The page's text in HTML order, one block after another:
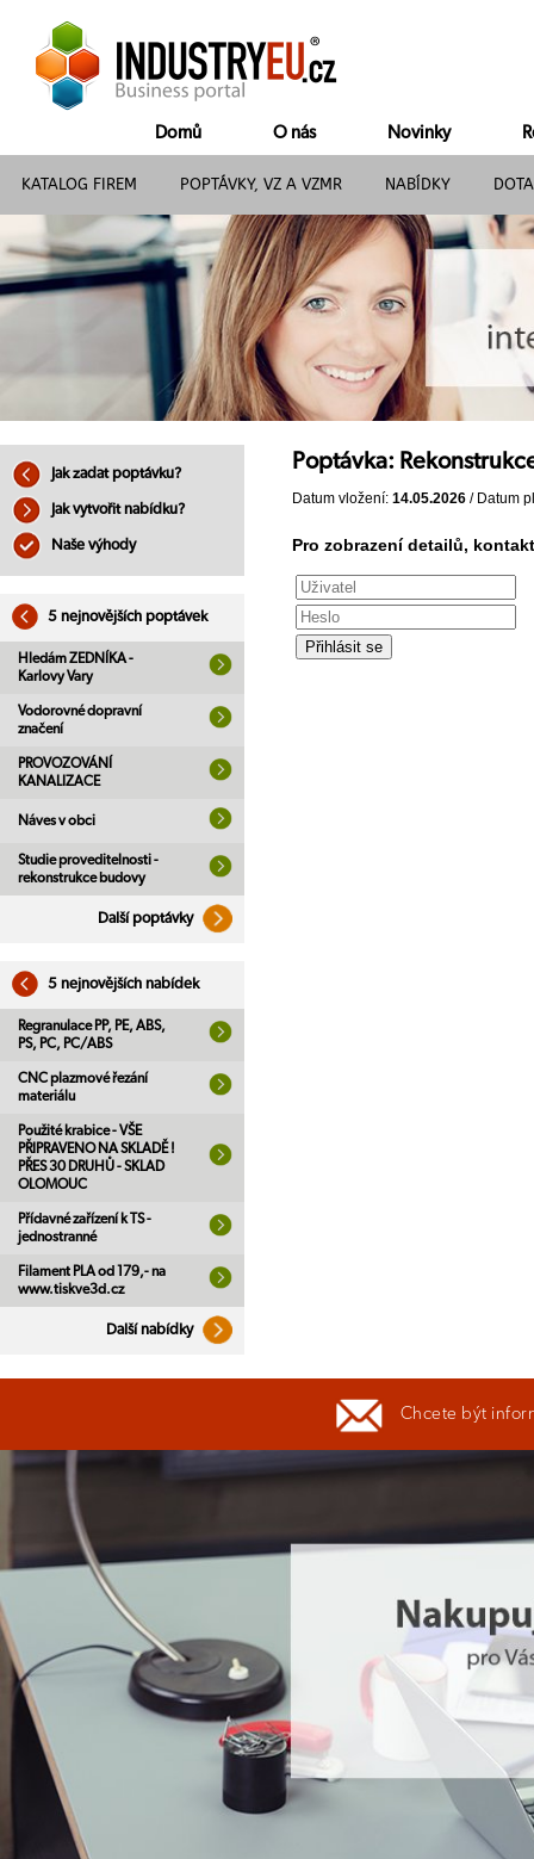
Domů O nás Novinky
KATALOG FIREM POPTÁVKY, VZ A VZMR NABÍDKY
Jak zadat poptávku?
Jak vytvořit nabídku?
Naše výhody
5 nejnovějších poptávek
Hledám ZEDNÍKA -
Karlovy Vary
Vodorovné dopravní
značení
PROVOZOVÁNÍ
KANALIZACE
Náves v obci
Studie proveditelnosti -
rekonstrukce budovy
Další poptávky
5 nejnovějších nabídek
Regranulace PP, PE, ABS,
PS, PC, PC/ABS
CNC plazmové řezání
materiálu
Použité krabice - VŠE
PŘIPRAVENO NA SKLADĚ !
PŘES 30 DRUHŮ - SKLAD
OLOMOUC
Přídavné zařízení k TS -
jednostranné
Filament PLA od 179,- na
www.tiskve3d.cz
Další nabídky
Poptávka:
Datum vložení: 14.05.2026 / Datum
Pro zobrazení detailů,
Chcete být